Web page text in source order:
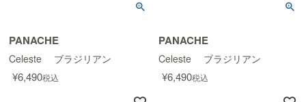
PANACHE
Celeste ブラジリアン
¥6,490税込
PANACHE
Celeste ブラジリアン
¥6,490税込